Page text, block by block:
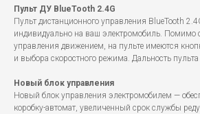
Пульт ДУ BlueTooth 2.4G
Пульт дистанционного управления BlueTooth
индивидуально на ваш электромобиль. Помимо
управления движением, на пульте имеются
и выбора скоростного режима. Дальность
Новый блок управления
Новый блок управления электромобилем —
коробку-автомат, увеличенный срок службы